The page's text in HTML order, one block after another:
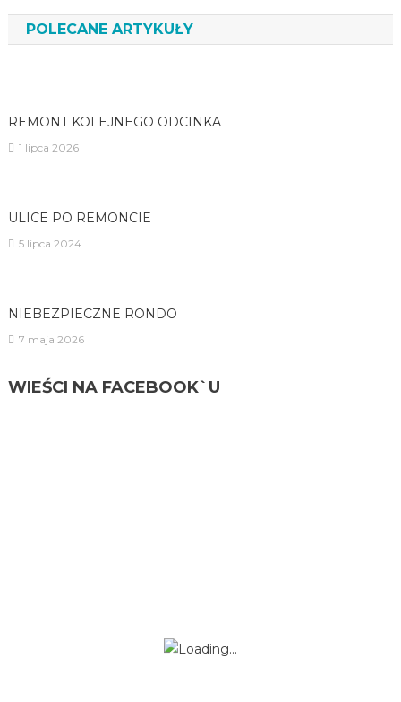
POLECANE ARTYKUŁY
REMONT KOLEJNEGO ODCINKA
1 lipca 2026
ULICE PO REMONCIE
5 lipca 2024
NIEBEZPIECZNE RONDO
7 maja 2026
WIEŚCI NA FACEBOOK`U